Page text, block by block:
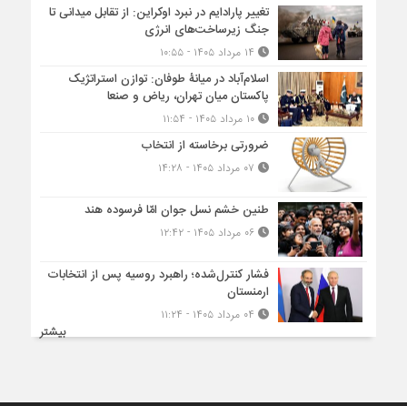
تغییر پارادایم در نبرد اوکراین: از تقابل میدانی تا
جنگ زیرساخت‌های انرژی
اسلام‌آباد در میانۀ طوفان: توازن استراتژیک
پاکستان میان تهران، ریاض و صنعا
۱۰ مرداد ۱۴۰۵ - ۱۱:۵۴
ضرورتی برخاسته از انتخاب
طنین خشم نسل جوان امّا فرسوده هند
۰۶ مرداد ۱۴۰۵ - ۱۲:۴۲
فشار کنترل‌شده؛ راهبرد روسیه پس از انتخابات
ارمنستان
بیشتر